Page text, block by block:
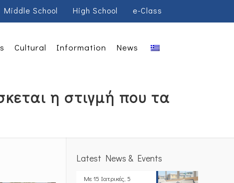
Middle School High School e-Class
Cultural Information News
η στιγμή που τα
Latest News & Events
Με 15 Ιατρικές, 5